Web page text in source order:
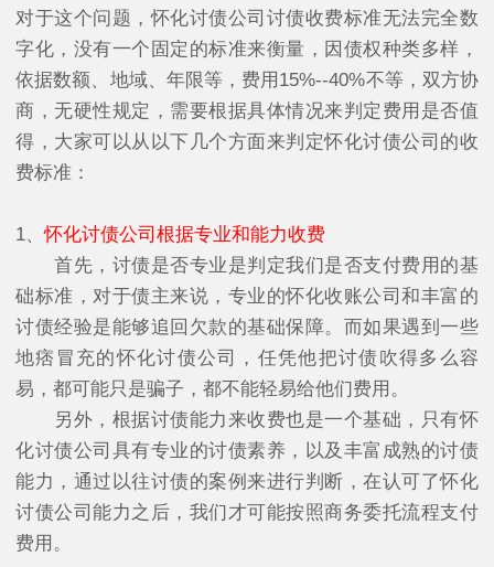
对于这个问题，怀化讨债公司讨债收费标准无法完全数
字化，没有一个固定的标准来衡量，因债权种类多样，
依据数额、地域、年限等，费用15%--40%不等，双方协
商，无硬性规定，需要根据具体情况来判定费用是否值
得，大家可以从以下几个方面来判定怀化讨债公司的收
费标准：
1、怀化讨债公司根据专业和能力收费
首先，讨债是否专业是判定我们是否支付费用的基
础标准，对于债主来说，专业的怀化收账公司和丰富的
讨债经验是能够追回欠款的基础保障。而如果遇到一些
地痞冒充的怀化讨债公司，任凭他把讨债吹得多么容
易，都可能只是骗子，都不能轻易给他们费用。
另外，根据讨债能力来收费也是一个基础，只有怀
化讨债公司具有专业的讨债素养，以及丰富成熟的讨债
能力，通过以往讨债的案例来进行判断，在认可了怀化
讨债公司能力之后，我们才可能按照商务委托流程支付
费用。